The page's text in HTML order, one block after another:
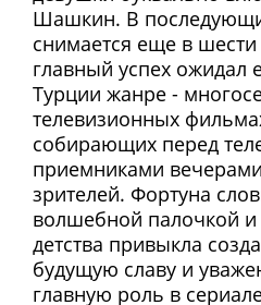
Шашкин. В
снимается еще в
главный успех ожидал
Турции жанре -
телевизионных
собирающих перед
приемниками
зрителей. Фортуна
волшебной палочкой и
детства привыкла
будущую славу и
главную роль в